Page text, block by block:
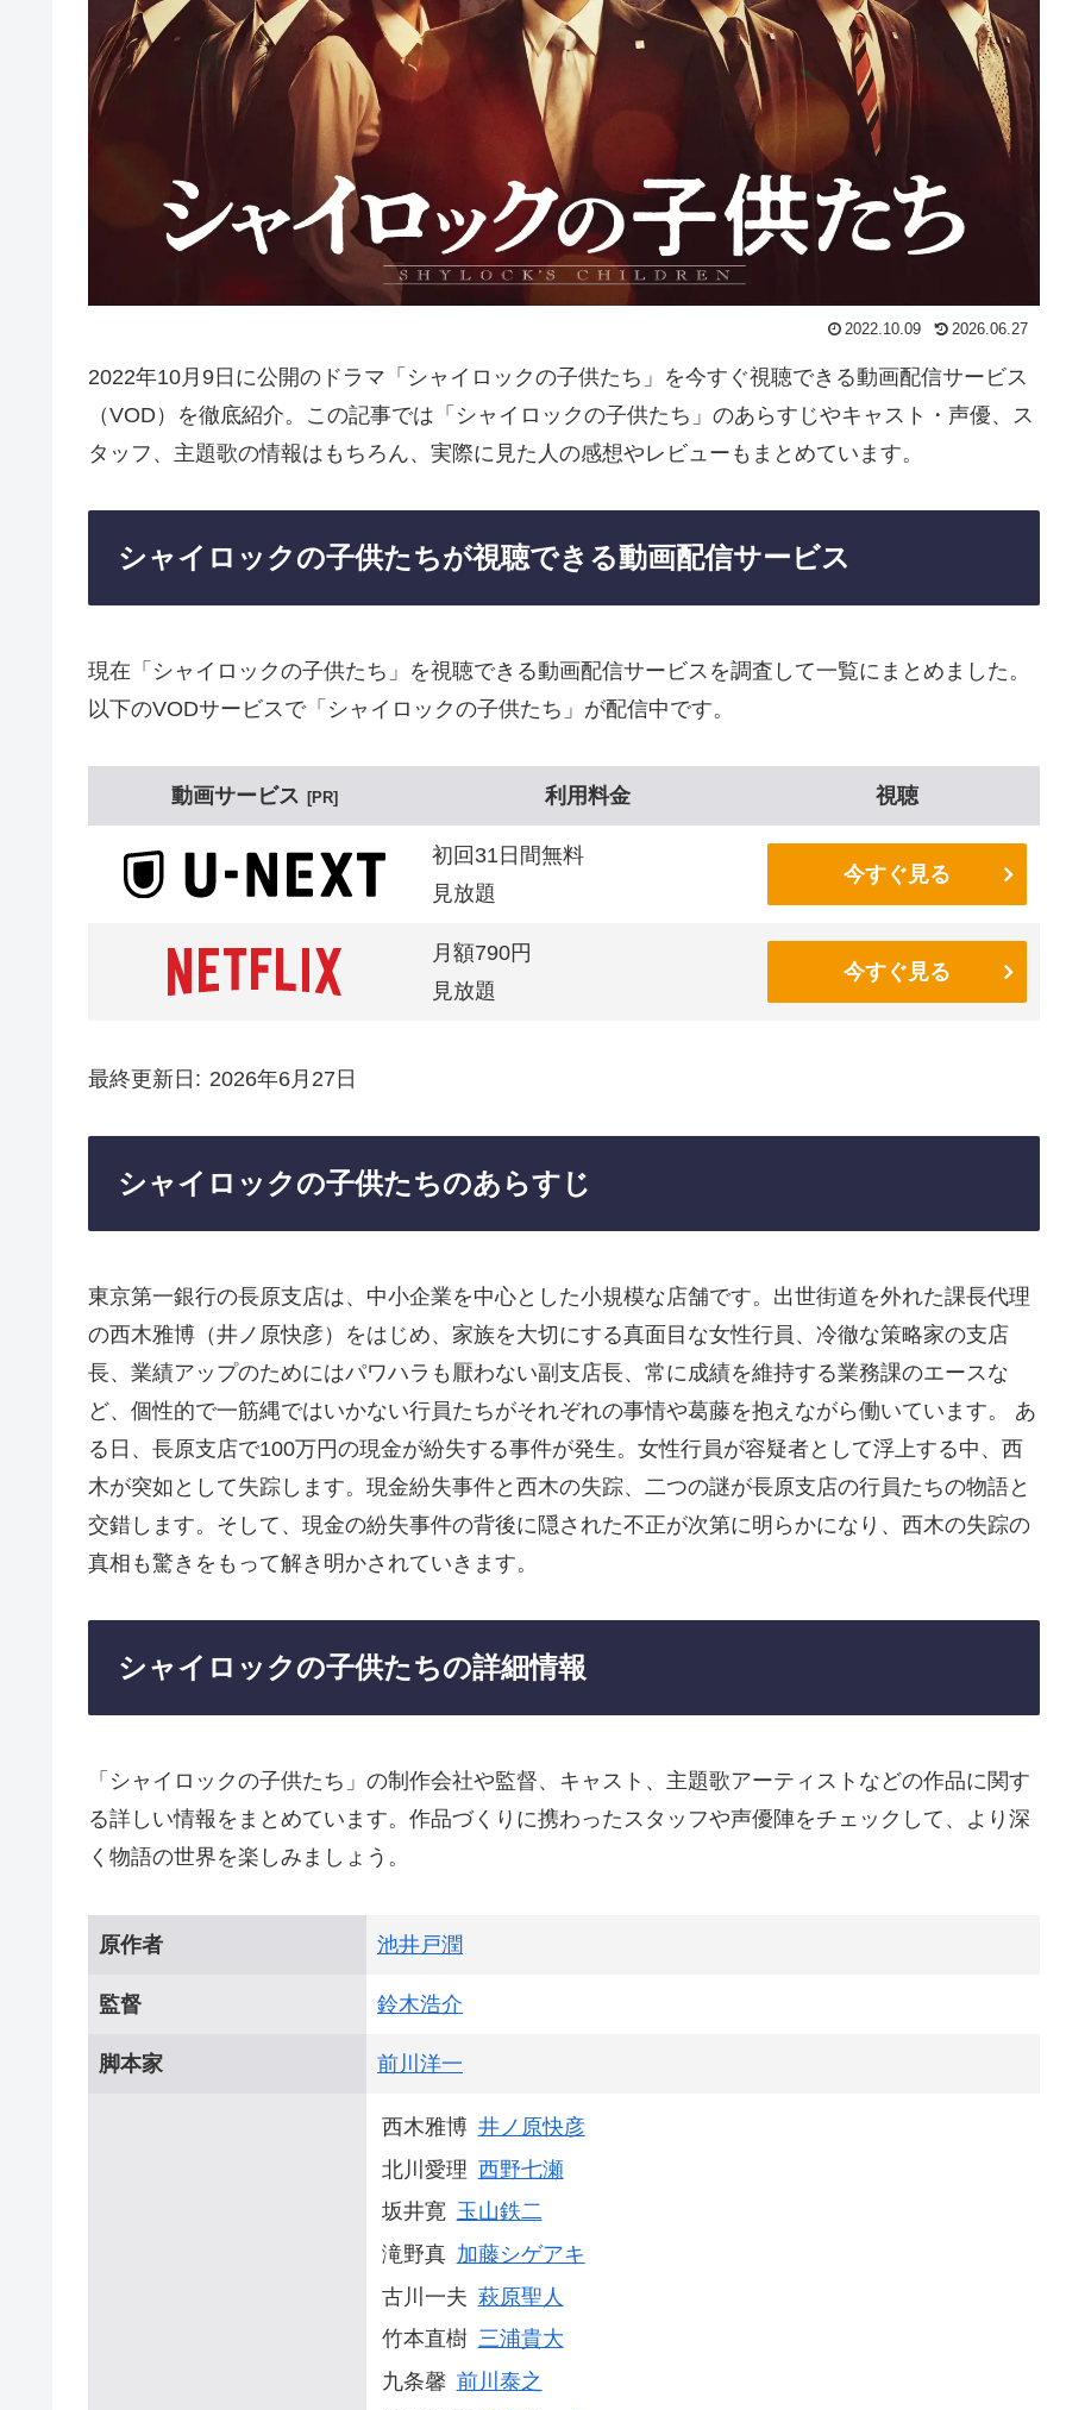
2022.10.09 2026.06.27
2022年10月9日に公開のドラマ「シャイロックの子供たち」を今すぐ視聴できる動画配信サービス
（VOD）を徹底紹介。この記事では「シャイロックの子供たち」のあらすじやキャスト・声優、ス
タッフ、主題歌の情報はもちろん、実際に見た人の感想やレビューもまとめています。
シャイロックの子供たちが視聴できる動画配信サービス
現在「シャイロックの子供たち」を視聴できる動画配信サービスを調査して一覧にまとめました。
以下のVODサービスで「シャイロックの子供たち」が配信中です。
動画サービス PR 利用料金 視聴
初回31日間無料
見放題
今すぐ見る
月額790円
見放題
今すぐ見る
最終更新日 2026年6月27日
シャイロックの子供たちのあらすじ
東京第一銀行の長原支店は、中小企業を中心とした小規模な店舗です。出世街道を外れた課長代理
の西木雅博（井ノ原快彦）をはじめ、家族を大切にする真面目な女性行員、冷徹な策略家の支店
長、業績アップのためにはパワハラも厭わない副支店長、常に成績を維持する業務課のエースな
ど、個性的で一筋縄ではいかない行員たちがそれぞれの事情や葛藤を抱えながら働いています。 あ
る日、長原支店で100万円の現金が紛失する事件が発生。女性行員が容疑者として浮上する中、西
木が突如として失踪します。現金紛失事件と西木の失踪、二つの謎が長原支店の行員たちの物語と
交錯します。そして、現金の紛失事件の背後に隠された不正が次第に明らかになり、西木の失踪の
真相も驚きをもって解き明かされていきます。
シャイロックの子供たちの詳細情報
「シャイロックの子供たち」の制作会社や監督、キャスト、主題歌アーティストなどの作品に関す
る詳しい情報をまとめています。作品づくりに携わったスタッフや声優陣をチェックして、より深
く物語の世界を楽しみましょう。
原作者 池井戸潤
監督 鈴木浩介
脚本家 前川洋一
西木雅博 井ノ原快彦
北川愛理 西野七瀬
坂井寛 玉山鉄二
滝野真 加藤シゲアキ
古川一夫 萩原聖人
竹本直樹 三浦貴大
九条馨 前川泰之